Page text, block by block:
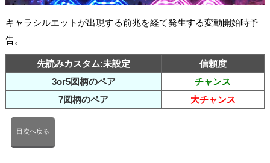
キャラシルエットが出現する前兆を経て発生する変動開始時予
告。
先読みカスタム:未設定
信頼度
3or5図柄のペア
チャンス
7図柄のペア
大チャンス
目次へ戻る